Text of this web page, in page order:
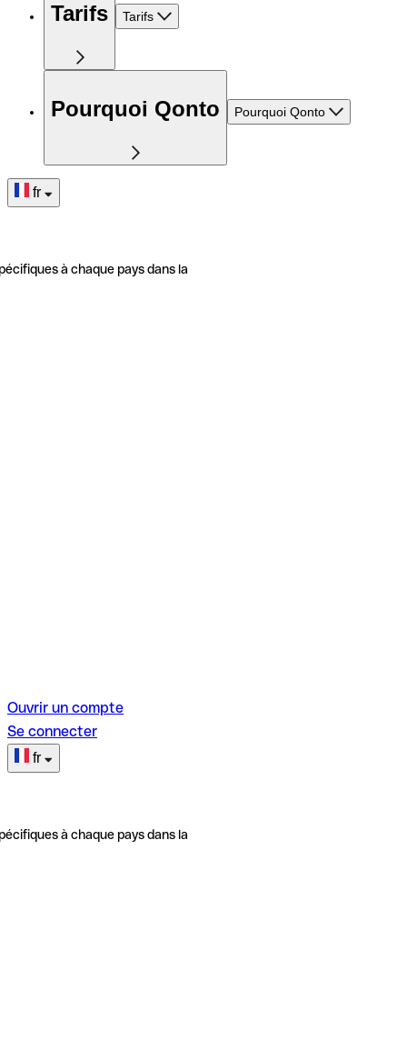
Tarifs Tarifs
Pourquoi Qonto Pourquoi Qonto
fr
à chaque pays dans la
Ouvrir un compte
Se connecter
fr
à chaque pays dans la